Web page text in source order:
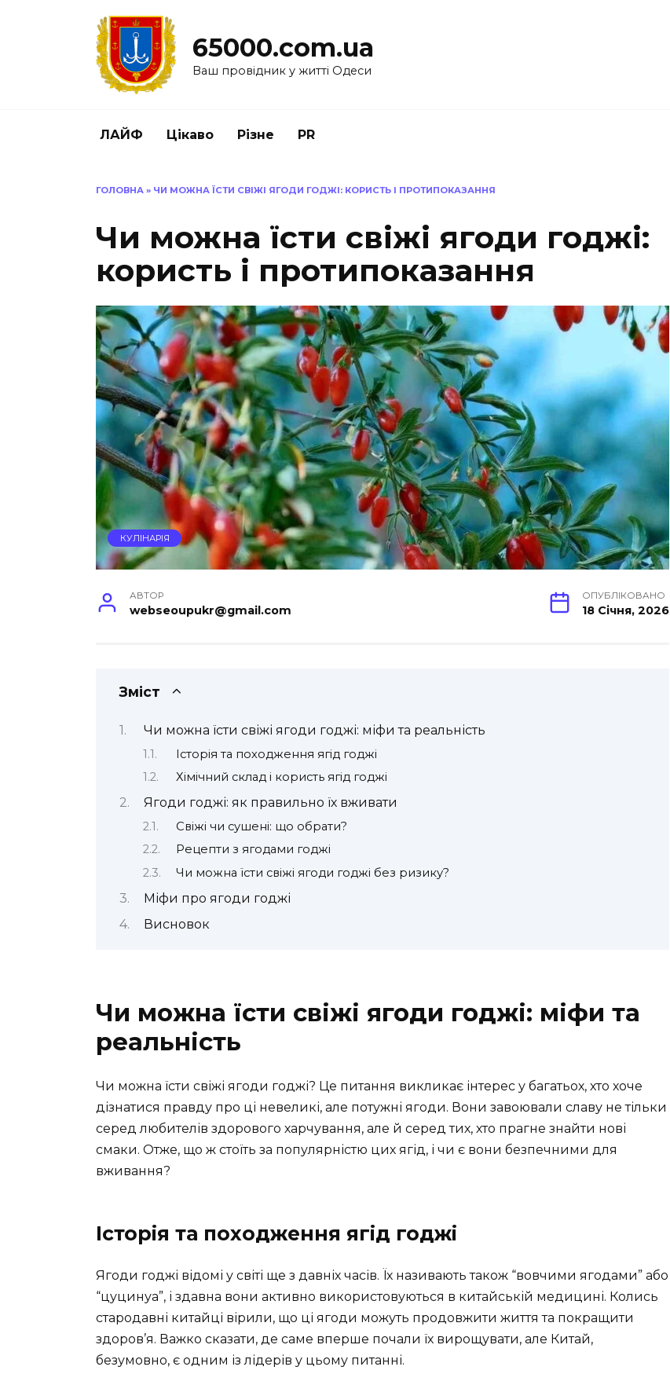
65000.com.ua
Ваш провідник у житті Одеси
ЛАЙФ Цікаво Різне PR
ГОЛОВНА » ЧИ МОЖНА ЇСТИ СВІЖІ ЯГОДИ ГОДЖІ: КОРИСТЬ І ПРОТИПОКАЗАННЯ
Чи можна їсти свіжі ягоди годжі:
користь і протипоказання
КУЛІНАРІЯ
АВТОР
webseoupukr@gmail.com
ОПУБЛІКОВАНО
18 Січня, 2026
Зміст
Чи можна їсти свіжі ягоди годжі: міфи та реальність
Історія та походження ягід годжі
Хімічний склад і користь ягід годжі
Ягоди годжі: як правильно їх вживати
Свіжі чи сушені: що обрати?
Рецепти з ягодами годжі
Чи можна їсти свіжі ягоди годжі без ризику?
Міфи про ягоди годжі
Висновок
Чи можна їсти свіжі ягоди годжі: міфи та
реальність
Чи можна їсти свіжі ягоди годжі? Це питання викликає інтерес у багатьох, хто хоче
дізнатися правду про ці невеликі, але потужні ягоди. Вони завоювали славу не тільки
серед любителів здорового харчування, але й серед тих, хто прагне знайти нові
смаки. Отже, що ж стоїть за популярністю цих ягід, і чи є вони безпечними для
вживання?
Історія та походження ягід годжі
Ягоди годжі відомі у світі ще з давніх часів. Їх називають також “вовчими ягодами” або
“цуцинуа”, і здавна вони активно використовуються в китайській медицині. Колись
стародавні китайці вірили, що ці ягоди можуть продовжити життя та покращити
здоров’я. Важко сказати, де саме вперше почали їх вирощувати, але Китай,
безумовно, є одним із лідерів у цьому питанні.